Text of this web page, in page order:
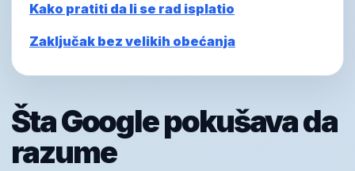
Kako pratiti da li se rad isplatio
Zaključak bez velikih obećanja
Šta Google pokušava da
razume